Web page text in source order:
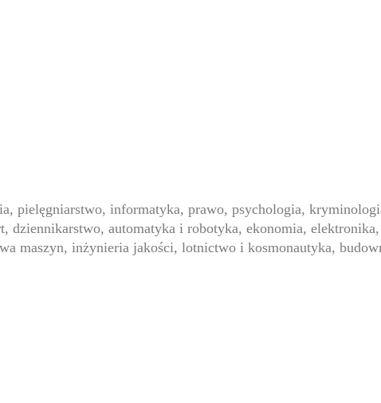
pielęgniarstwo, informatyka, prawo, psychologia,
dziennikarstwo, automatyka i robotyka, ekonomia,
maszyn, inżynieria jakości, lotnictwo i kosmonautyka,